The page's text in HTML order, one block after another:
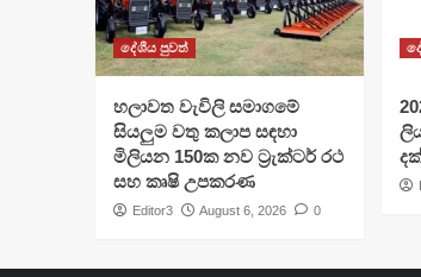
දේශීය පුවත්
හලාවත වැවිලි සමාගමේ
සියලුම වතු කලාප සඳහා
මිලියන 150ක නව ට්‍රැක්ටර් රථ
සහ කෘෂි උපකරණ
Editor3 August 6, 2026 0